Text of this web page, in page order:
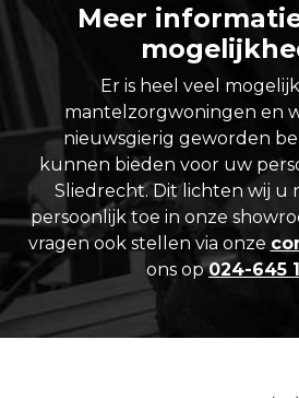
Meer
Er is heel veel
mantelzorgwoningen en
nieuwsgierig geworden
kunnen bieden voor uw
Sliedrecht. Dit lichten wij u
persoonlijk toe in onze
vragen ook stellen via onze
ons op024-645